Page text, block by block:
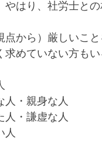
やはり、社労士との
点から）厳しいこ
めていない方もい
人・親身な人
人・謙虚な人
人